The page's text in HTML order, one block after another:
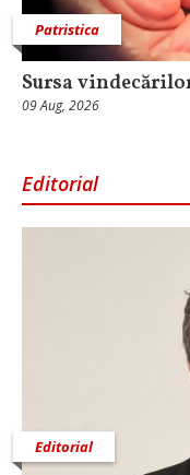
Patristica
Sursa
09 Aug, 2026
Editorial
Editorial